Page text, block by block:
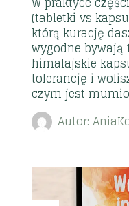
(tabletki vs
którą kurację
wygodne bywają
himalajskie
tolerancję i
czym jest
Autor: